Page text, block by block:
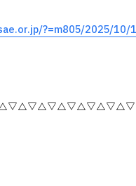
?=m805/2025/10/